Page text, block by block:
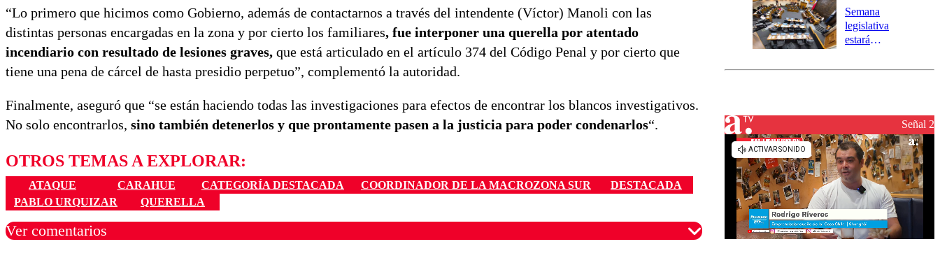
“Lo primero que hicimos como Gobierno, además de contactarnos a través del intendente (Víctor) Manoli con las
distintas personas encargadas en la zona y por cierto los familiares, fue interponer una querella por atentado
incendiario con resultado de lesiones graves, que está articulado en el artículo 374 del Código Penal y por cierto que
tiene una pena de cárcel de hasta presidio perpetuo”, complementó la autoridad.
Finalmente, aseguró que “se están haciendo todas las investigaciones para efectos de encontrar los blancos investigativos.
No solo encontrarlos, sino también detenerlos y que prontamente pasen a la justicia para poder condenarlos“.
OTROS TEMAS A EXPLORAR:
ATAQUE CARAHUE CATEGORÍA DESTACADA COORDINADOR DE LA MACROZONA SUR
DESTACADA
PABLO URQUIZAR
QUERELLA
Ver comentarios
Preventiva en
tres comunas
Semana
legislativa
estará
el fin de la
reconstrucciónSeñal 2